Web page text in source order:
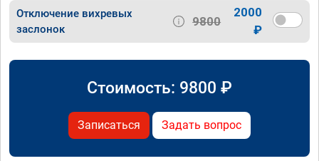
Отключение вихревых
заслонок
9800
2000
₽
Стоимость: 9800 ₽
Записаться Задать вопрос